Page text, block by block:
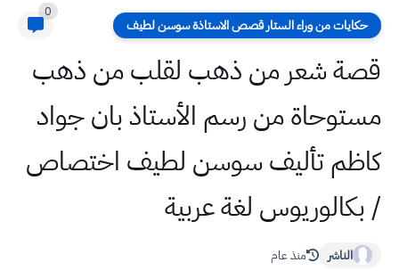
حكايات من وراء الستار قصص الاستاذة سوسن لطيف
0
قصة شعر من ذهب لقلب من ذهب
مستوحاة من رسم الأستاذ بان جواد
كاظم تأليف سوسن لطيف اختصاص
/ بكالوريوس لغة عربية
الناشر منذ عام